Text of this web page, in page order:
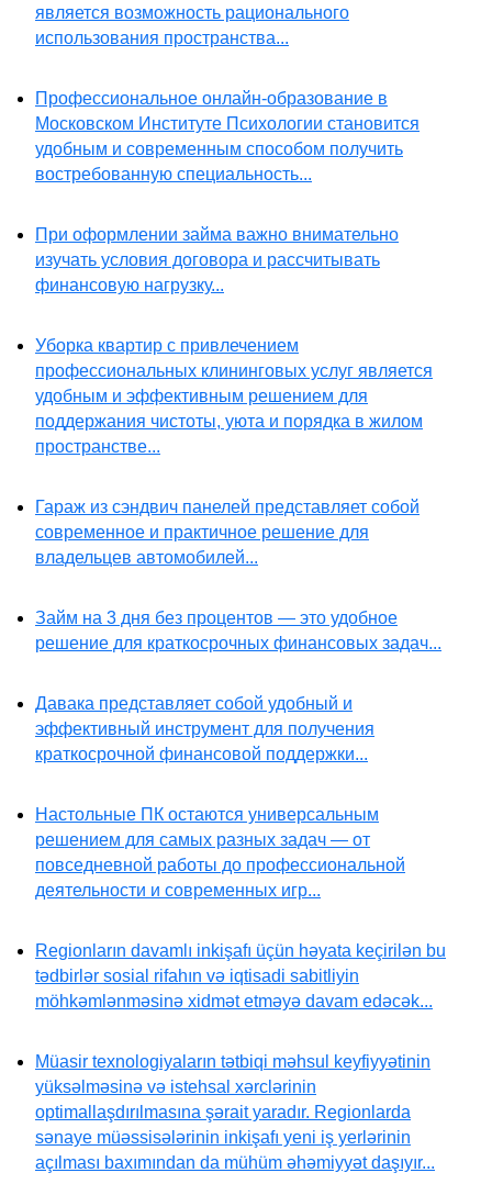
является возможность рационального
использования пространства...
Профессиональное онлайн-образование в
Московском Институте Психологии становится
удобным и современным способом получить
востребованную специальность...
При оформлении займа важно внимательно
изучать условия договора и рассчитывать
финансовую нагрузку...
Уборка квартир с привлечением
профессиональных клининговых услуг является
удобным и эффективным решением для
поддержания чистоты, уюта и порядка в жилом
пространстве...
Гараж из сэндвич панелей представляет собой
современное и практичное решение для
владельцев автомобилей...
Займ на 3 дня без процентов — это удобное
решение для краткосрочных финансовых задач...
Давака представляет собой удобный и
эффективный инструмент для получения
краткосрочной финансовой поддержки...
Настольные ПК остаются универсальным
решением для самых разных задач — от
повседневной работы до профессиональной
деятельности и современных игр...
Regionların davamlı inkişafı üçün həyata keçirilən bu
tədbirlər sosial rifahın və iqtisadi sabitliyin
möhkəmlənməsinə xidmət etməyə davam edəcək...
Müasir texnologiyaların tətbiqi məhsul keyfiyyətinin
yüksəlməsinə və istehsal xərclərinin
optimallaşdırılmasına şərait yaradır. Regionlarda
sənaye müəssisələrinin inkişafı yeni iş yerlərinin
açılması baxımından da mühüm əhəmiyyət daşıyır...